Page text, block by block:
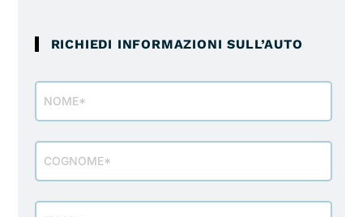
RICHIEDI INFORMAZIONI SULL’AUTO
richiesta
info
veicolo